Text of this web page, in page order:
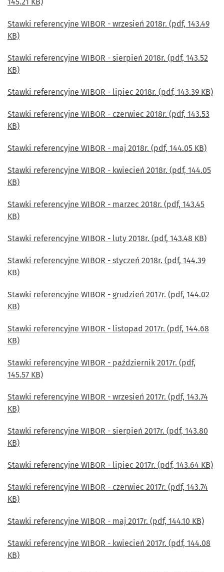
145.21 KB)
Stawki referencyjne WIBOR - wrzesień 2018r. (pdf, 143.49
KB)
Stawki referencyjne WIBOR - sierpień 2018r. (pdf, 143.52
KB)
Stawki referencyjne WIBOR - lipiec 2018r. (pdf, 143.39 KB)
Stawki referencyjne WIBOR - czerwiec 2018r. (pdf, 143.53
KB)
Stawki referencyjne WIBOR - maj 2018r. (pdf, 144.05 KB)
Stawki referencyjne WIBOR - kwiecień 2018r. (pdf, 144.05
KB)
Stawki referencyjne WIBOR - marzec 2018r. (pdf, 143.45
KB)
Stawki referencyjne WIBOR - luty 2018r. (pdf, 143.48 KB)
Stawki referencyjne WIBOR - styczeń 2018r. (pdf, 144.39
KB)
Stawki referencyjne WIBOR - grudzień 2017r. (pdf, 144.02
KB)
Stawki referencyjne WIBOR - listopad 2017r. (pdf, 144.68
KB)
Stawki referencyjne WIBOR - październik 2017r. (pdf,
145.57 KB)
Stawki referencyjne WIBOR - wrzesień 2017r. (pdf, 143.74
KB)
Stawki referencyjne WIBOR - sierpień 2017r. (pdf, 143.80
KB)
Stawki referencyjne WIBOR - lipiec 2017r. (pdf, 143.64 KB)
Stawki referencyjne WIBOR - czerwiec 2017r. (pdf, 143.74
KB)
Stawki referencyjne WIBOR - maj 2017r. (pdf, 144.10 KB)
Stawki referencyjne WIBOR - kwiecień 2017r. (pdf, 144.08
KB)